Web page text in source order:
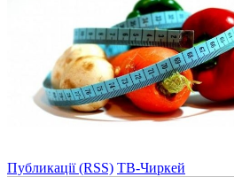
Публикації (RSS) ТВ-Чиркей